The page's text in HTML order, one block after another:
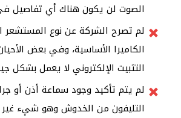
الصوت لن يكون هناك أي تفاصيل
لم تصرح الشركة عن نوع
الكاميرا الأساسية، وفي بعض
التثبيت الإلكتروني لا يعمل بشكل
لم يتم تأكيد وجود سماعة أذن أو
التليفون من الخدوش وهو شيء